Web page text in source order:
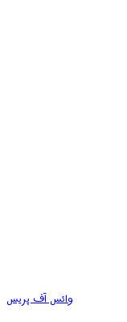
وائس آف پریس